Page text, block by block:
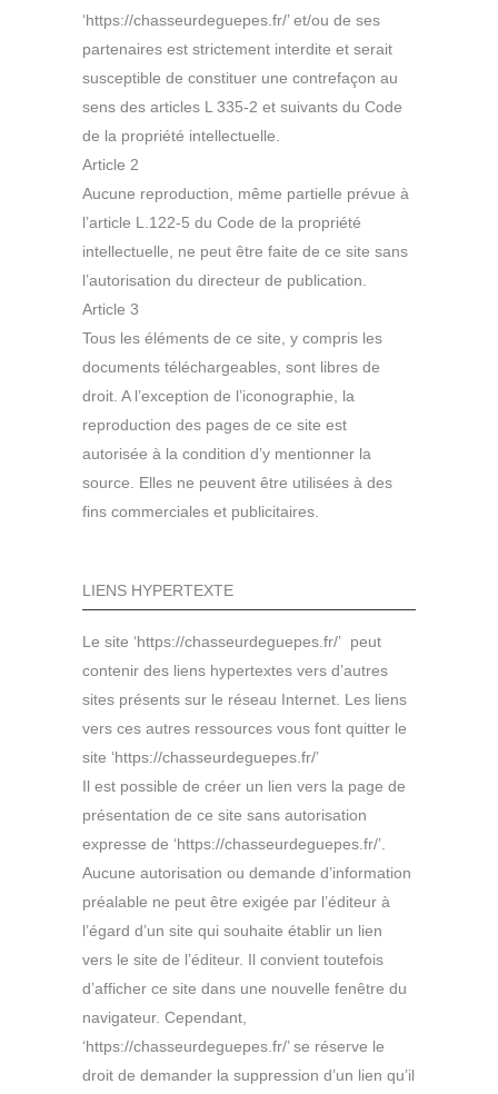
‘https://chasseurdeguepes.fr/’ et/ou de ses
partenaires est strictement interdite et serait
susceptible de constituer une contrefaçon au
sens des articles L 335-2 et suivants du Code
de la propriété intellectuelle.
Article 2
Aucune reproduction, même partielle prévue à
l’article L.122-5 du Code de la propriété
intellectuelle, ne peut être faite de ce site sans
l’autorisation du directeur de publication.
Article 3
Tous les éléments de ce site, y compris les
documents téléchargeables, sont libres de
droit. A l’exception de l’iconographie, la
reproduction des pages de ce site est
autorisée à la condition d’y mentionner la
source. Elles ne peuvent être utilisées à des
fins commerciales et publicitaires.
LIENS HYPERTEXTE
Le site ‘https://chasseurdeguepes.fr/’ peut
contenir des liens hypertextes vers d’autres
sites présents sur le réseau Internet. Les liens
vers ces autres ressources vous font quitter le
site ‘https://chasseurdeguepes.fr/’
Il est possible de créer un lien vers la page de
présentation de ce site sans autorisation
expresse de ‘https://chasseurdeguepes.fr/’.
Aucune autorisation ou demande d’information
préalable ne peut être exigée par l’éditeur à
l’égard d’un site qui souhaite établir un lien
vers le site de l’éditeur. Il convient toutefois
d’afficher ce site dans une nouvelle fenêtre du
navigateur. Cependant,
‘https://chasseurdeguepes.fr/’ se réserve le
droit de demander la suppression d’un lien qu’il